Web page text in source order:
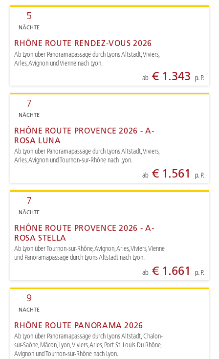
5
NÄCHTE
RHÔNE ROUTE RENDEZ-VOUS 2026
Ab Lyon über Panoramapassage durch Lyons Altstadt, Viviers,
Arles, Avignon und Vienne nach Lyon.
ab€ 1.343 p. P.
7
NÄCHTE
RHÔNE ROUTE PROVENCE 2026 - A-
ROSA LUNA
Ab Lyon über Panoramapassage durch Lyons Altstadt, Viviers,
Arles, Avignon und Tournon-sur-Rhône nach Lyon.
ab€ 1.561 p. P.
7
NÄCHTE
RHÔNE ROUTE PROVENCE 2026 - A-
ROSA STELLA
Ab Lyon über Tournon-sur-Rhône, Avignon, Arles, Viviers, Vienne
und Panoramapassage durch Lyons Altstadt nach Lyon.
ab€ 1.661 p. P.
9
NÄCHTE
RHÔNE ROUTE PANORAMA 2026
Ab Lyon über Panoramapassage durch Lyons Altstadt, Chalon-
sur-Saône, Mâcon, Lyon, Viviers, Arles, Port St. Louis Du Rhône,
Avignon und Tournon-sur-Rhône nach Lyon.